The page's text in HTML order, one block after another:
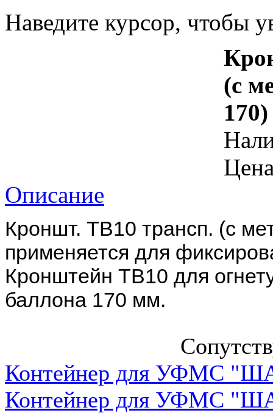
Наведите курсор, чтобы
(с
170)
Описание
Кроншт. ТВ10 трансп. (с
применяется для
Кронштейн ТВ10 для
баллона 170 мм.
Контейнер для УФМС
Контейнер для УФМС